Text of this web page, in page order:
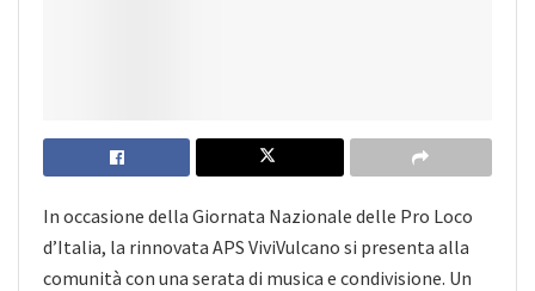
In occasione della Giornata Nazionale delle Pro Loco
d’Italia, la rinnovata APS ViviVulcano si presenta alla
comunità con una serata di musica e condivisione. Un